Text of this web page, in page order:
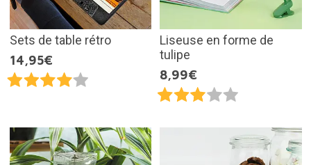
Sets de table rétro
14,95€
Liseuse en forme de
tulipe
8,99€